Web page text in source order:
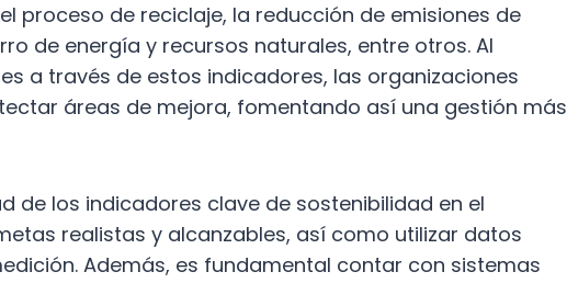
proceso de reciclaje, la reducción de emisiones de
de energía y recursos naturales, entre otros. Al
a través de estos indicadores, las organizaciones
áreas de mejora, fomentando así una gestión más
de los indicadores clave de sostenibilidad en el
realistas y alcanzables, así como utilizar datos
Además, es fundamental contar con sistemas